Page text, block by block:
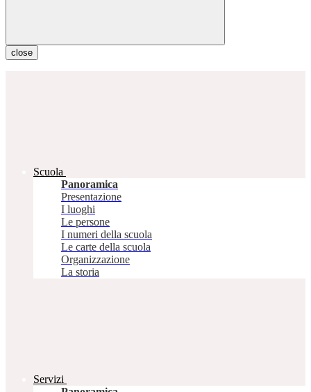
close
Scuola
Panoramica
Presentazione
I luoghi
Le persone
I numeri della scuola
Le carte della scuola
Organizzazione
La storia
Servizi